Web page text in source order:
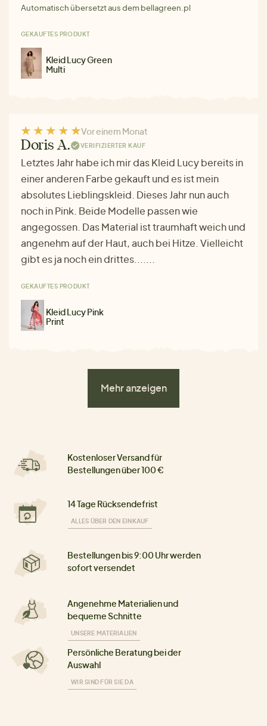
Automatisch übersetzt aus dem bellagreen.pl
GEKAUFTES PRODUKT
Kleid Lucy Green
Multi
Vor einem Monat
Doris A. VERIFIZIERTER KAUF
Letztes Jahr habe ich mir das Kleid Lucy bereits in
einer anderen Farbe gekauft und es ist mein
absolutes Lieblingskleid. Dieses Jahr nun auch
noch in Pink. Beide Modelle passen wie
angegossen. Das Material ist traumhaft weich und
angenehm auf der Haut, auch bei Hitze. Vielleicht
gibt es ja noch ein drittes.......
GEKAUFTES PRODUKT
Kleid Lucy Pink
Print
Mehr anzeigen
Kostenloser Versand für
Bestellungen über 100 €
14 Tage Rücksendefrist
ALLES ÜBER DEN EINKAUF
Bestellungen bis 9:00 Uhr werden
sofort versendet
Angenehme Materialien und
bequeme Schnitte
UNSERE MATERIALIEN
Persönliche Beratung bei der
Auswahl
WIR SIND FÜR SIE DA